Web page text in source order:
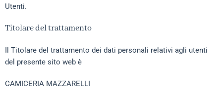
Utenti.
Titolare del trattamento
Il Titolare del trattamento dei dati personali relativi agli utenti
del presente sito web è
CAMICERIA MAZZARELLI